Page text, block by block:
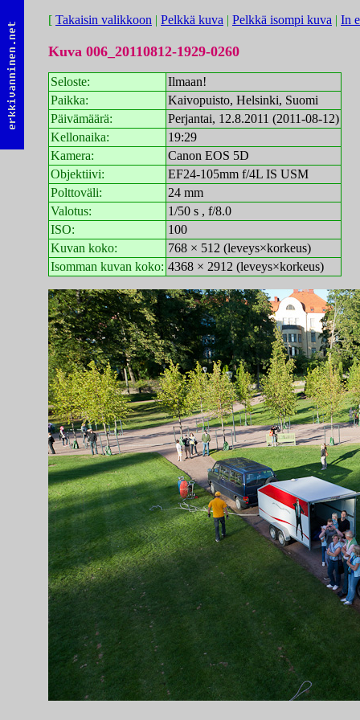
[ Takaisin valikkoon | Pelkkä kuva | Pelkkä isompi kuva | In
Kuva 006_20110812-1929-0260
Seloste:
Ilmaan!
Paikka:
Kaivopuisto, Helsinki, Suomi
Päivämäärä:
Perjantai, 12.8.2011 (2011-08-12)
Kellonaika:
19:29
Kamera:
Canon EOS 5D
Objektiivi:
EF24-105mm f/4L IS USM
Polttoväli:
24 mm
Valotus:
1/50 s , f/8.0
ISO:
100
Kuvan koko:
768 × 512 (leveys×korkeus)
Isomman kuvan koko: 4368 × 2912 (leveys×korkeus)